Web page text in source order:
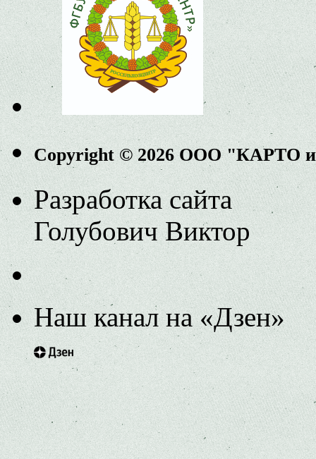
Copyright © 2026 ООО "КАРТО
Разработка сайта
Голубович Виктор
Наш канал на «Дзен»